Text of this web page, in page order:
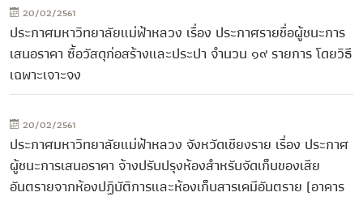
20/02/2561
ประกาศมหาวิทยาลัยแม่ฟ้าหลวง เรื่อง ประกาศรายชื่อผู้ชนะการ
เสนอราคา ซื้อวัสดุก่อสร้างและประปา จำนวน ๑๙ รายการ โดยวิธี
เฉพาะเจาะจง
20/02/2561
ประกาศมหาวิทยาลัยแม่ฟ้าหลวง จังหวัดเชียงราย เรื่อง ประกาศ
ผู้ชนะการเสนอราคา จ้างปรับปรุงห้องสำหรับจัดเก็บของเสีย
อันตรายจากห้องปฏิบัติการและห้องเก็บสารเคมีอันตราย (อาคาร